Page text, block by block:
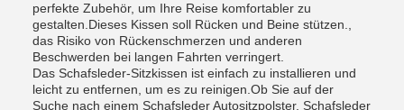
perfekte Zubehör, um Ihre Reise komfortabler zu
gestalten.Dieses Kissen soll Rücken und Beine stützen.,
das Risiko von Rückenschmerzen und anderen
Beschwerden bei langen Fahrten verringert.
Das Schafsleder-Sitzkissen ist einfach zu installieren und
leicht zu entfernen, um es zu reinigen.Ob Sie auf der
Suche nach einem Schafsleder Autositzpolster, Schafsleder